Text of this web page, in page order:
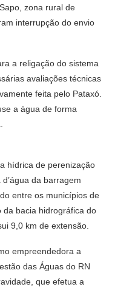
zona rural de
interrupção do envio
a religação do sistema
avaliações técnicas
feita pelo Pataxó.
a água de forma
hídrica de perenização
da barragem
entre os municípios de
da bacia hidrográfica do
9,0 km de extensão.
empreendedora a
das Águas do RN
que efetua a